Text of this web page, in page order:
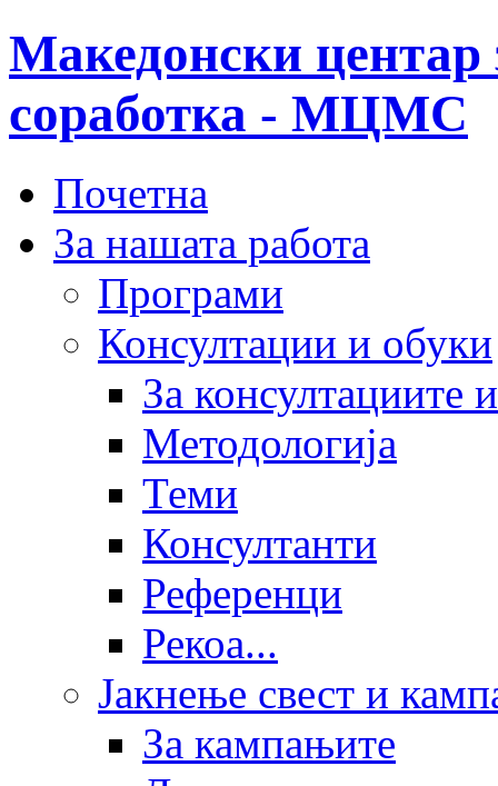
Македонски центар
соработка - МЦМС
Почетна
За нашата работа
Програми
Консултации и обуки
За консултациите
Методологија
Теми
Консултанти
Референци
Рекоа...
Јакнење свест и
За кампањите